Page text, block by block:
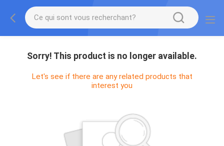
Sorry! This product is no longer available.
Let's see if there are any related products that
interest you